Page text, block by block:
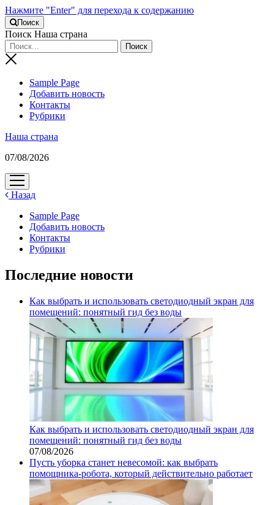
Нажмите "Enter" для перехода к содержанию
Поиск
Поиск Наша страна
Sample Page
Добавить новость
Контакты
Рубрики
Наша страна
07/08/2026
открыть
меню
Назад
Sample Page
Добавить новость
Контакты
Рубрики
Последние новости
Как выбрать и использовать светодиодный экран для
помещений: понятный гид без воды
Как выбрать и использовать светодиодный экран для
помещений: понятный гид без воды
07/08/2026
Пусть уборка станет невесомой: как выбрать
помощника‑робота, который действительно работает